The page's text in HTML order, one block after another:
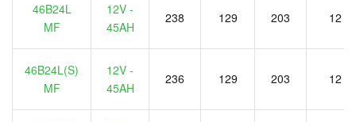
46B24L
MF
12V -
45AH
238 129 203 12
46B24L(S)
MF
12V -
45AH
236 129 203 12